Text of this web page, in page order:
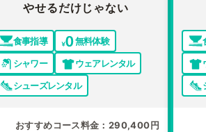
やせるだけじゃない
食事指導
無料体験
シャワー
ウェアレンタル
シューズレンタル
おすすめコース料金 290,400円